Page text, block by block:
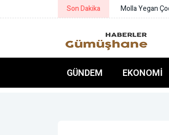
Son Dakika Konya Bisiklet
GÜNDEM EKONOMI